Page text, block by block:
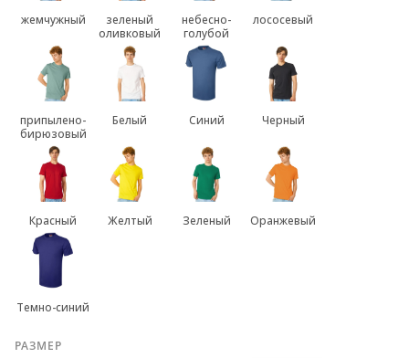
жемчужный
зеленый
оливковый
небесно-
голубой
лососевый
припылено-
бирюзовый
Белый Синий Черный
Красный Желтый Зеленый Оранжевый
Темно-синий
РАЗМЕР